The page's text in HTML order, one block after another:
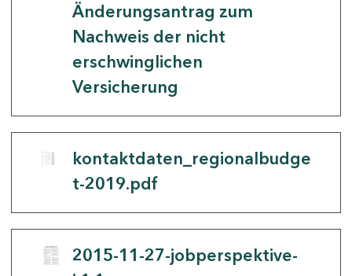
Änderungsantrag zum
Nachweis der nicht
erschwinglichen
Versicherung
kontaktdaten_regionalbudge
t-2019.pdf
2015-11-27-jobperspektive-